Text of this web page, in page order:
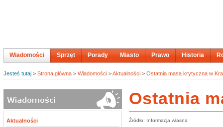
Wiadomości Sprzęt Porady Miasto Prawo Historia
Jesteś tutaj > Strona główna > Wiadomości >Aktualności > Ostatnia masa krytyczna w
Aktualności
Ostatnia
Źródło: Informacja własna